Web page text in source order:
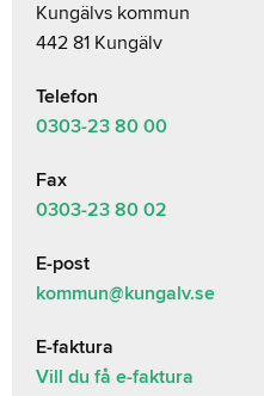
Kungälvs kommun
442 81 Kungälv
Telefon
0303-23 80 00
Fax
0303-23 80 02
E-post
kommun@kungalv.se
E-faktura
Vill du få e-faktura